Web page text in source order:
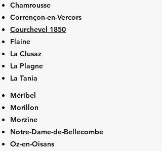
Chamrousse
Corrençon-en-Vercors
Courchevel 1850
Flaine
La Clusaz
La Plagne
La Tania
Méribel
Morillon
Morzine
Notre-Dame-de-Bellecombe
Oz-en-Oisans